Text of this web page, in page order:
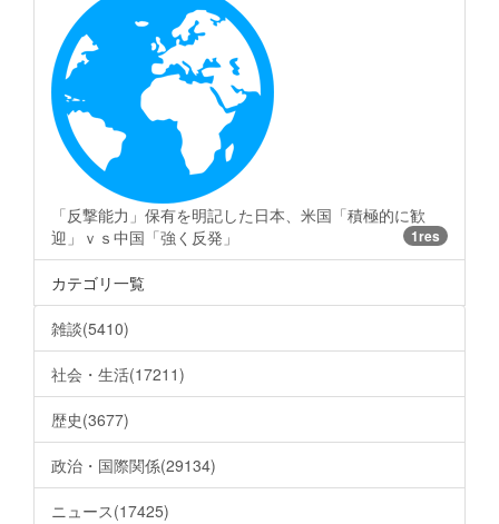
「反撃能力」保有を明記した日本、米国「積極的に歓
迎」ｖｓ中国「強く反発」
1res
カテゴリ一覧
雑談(5410)
社会・生活(17211)
歴史(3677)
政治・国際関係(29134)
ニュース(17425)